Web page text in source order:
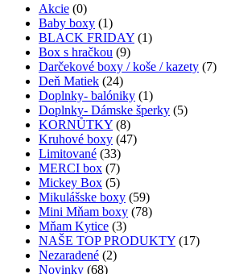
Akcie (0)
Baby boxy (1)
BLACK FRIDAY (1)
Box s hračkou (9)
Darčekové boxy / koše / kazety (7)
Deň Matiek (24)
Doplnky- balóniky (1)
Doplnky- Dámske šperky (5)
KORNŮTKY (8)
Kruhové boxy (47)
Limitované (33)
MERCI box (7)
Mickey Box (5)
Mikulášske boxy (59)
Mini Mňam boxy (78)
Mňam Kytice (3)
NAŠE TOP PRODUKTY (17)
Nezaradené (2)
Novinky (68)